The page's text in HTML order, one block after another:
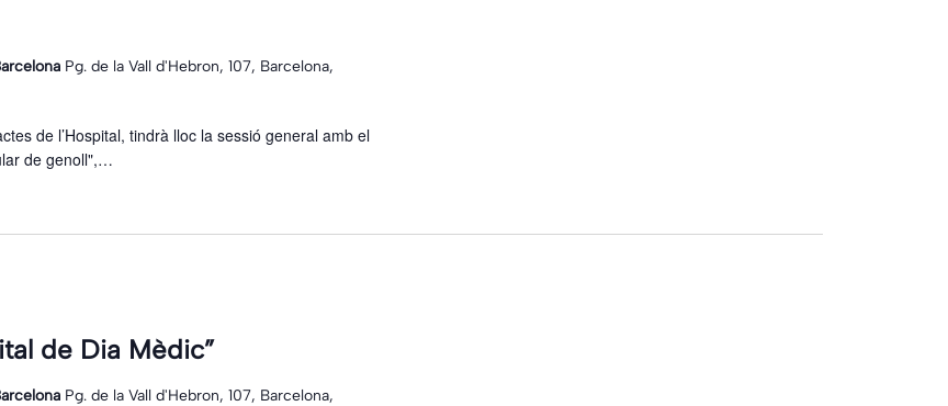
Pg. de la Vall d'Hebron, 107, Barcelona,
de l’Hospital, tindrà lloc la sessió general amb el
de genoll",…
de Dia Mèdic”
Pg. de la Vall d'Hebron, 107, Barcelona,